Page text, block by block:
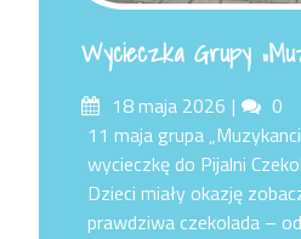
Wycieczka Grupy
Posted
on
18 maja 2026
0
11 maja grupa
wycieczkę do Pijalni
Dzieci miały okazję
prawdziwa czekolada –